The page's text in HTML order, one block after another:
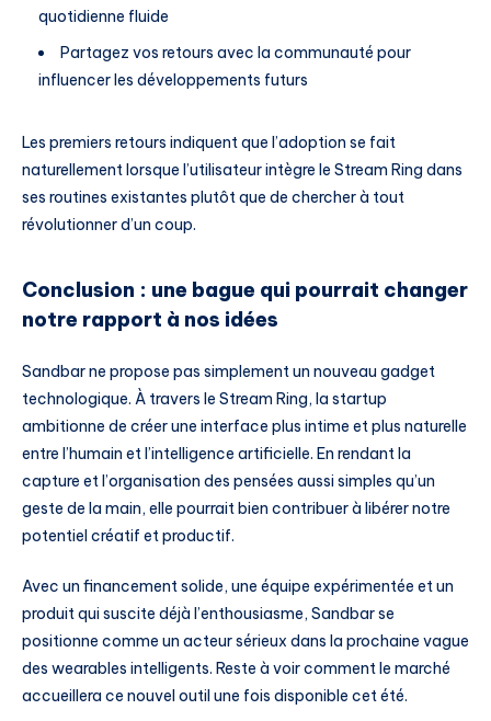
quotidienne fluide
Partagez vos retours avec la communauté pour
influencer les développements futurs
Les premiers retours indiquent que l’adoption se fait
naturellement lorsque l’utilisateur intègre le Stream Ring dans
ses routines existantes plutôt que de chercher à tout
révolutionner d’un coup.
Conclusion : une bague qui pourrait changer
notre rapport à nos idées
Sandbar ne propose pas simplement un nouveau gadget
technologique. À travers le Stream Ring, la startup
ambitionne de créer une interface plus intime et plus naturelle
entre l’humain et l’intelligence artificielle. En rendant la
capture et l’organisation des pensées aussi simples qu’un
geste de la main, elle pourrait bien contribuer à libérer notre
potentiel créatif et productif.
Avec un financement solide, une équipe expérimentée et un
produit qui suscite déjà l’enthousiasme, Sandbar se
positionne comme un acteur sérieux dans la prochaine vague
des wearables intelligents. Reste à voir comment le marché
accueillera ce nouvel outil une fois disponible cet été.